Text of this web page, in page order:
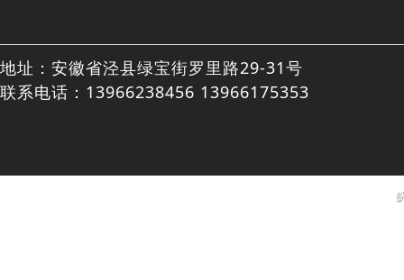
地址：安徽省泾县绿宝街罗里路29-31号
联系电话：13966238456 13966175353